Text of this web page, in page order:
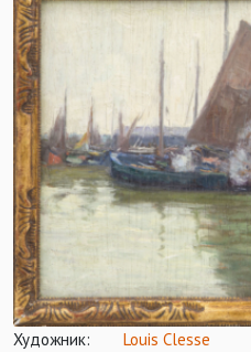
Художник:
Louis Clesse